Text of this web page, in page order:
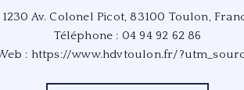
1230 Av. Colonel Picot, 83100 Toulon,
Téléphone : 04 94 92 62 86
: https://www.hdvtoulon.fr/